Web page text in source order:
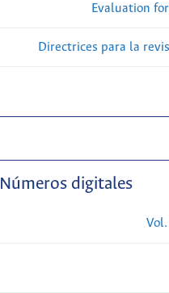
Evaluation
Directrices para la
Números digitales